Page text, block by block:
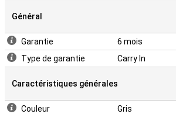
Général
Garantie
6 mois
Type de garantie
Carry In
Caractéristiques générales
Couleur Gris